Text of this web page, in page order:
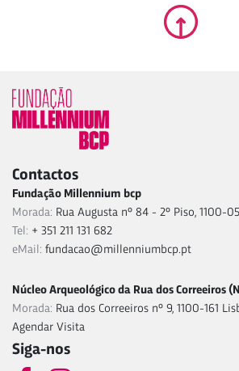
Contactos
Fundação Millennium bcp
Morada: Rua Augusta nº 84 - 2º Piso, 1100-
Tel: + 351 211 131 682
eMail: fundacao@millenniumbcp.pt
Núcleo Arqueológico da Rua dos Correeiros
Morada: Rua dos Correeiros nº 9, 1100-161
Agendar Visita
Siga-nos